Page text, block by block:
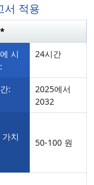
서 적용
시
24시간
:
2025에서
2032
치
50-100 원